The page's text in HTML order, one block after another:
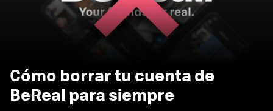
Cómo borrar tu cuenta de
BeReal para siempre